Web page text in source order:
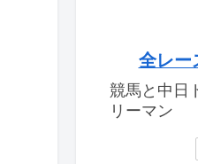
全レー
競馬と中日
リーマン